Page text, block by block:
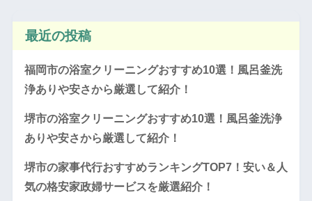
最近の投稿
福岡市の浴室クリーニングおすすめ10選！風呂釜洗
浄ありや安さから厳選して紹介！
堺市の浴室クリーニングおすすめ10選！風呂釜洗浄
ありや安さから厳選して紹介！
堺市の家事代行おすすめランキングTOP7！安い＆人
気の格安家政婦サービスを厳選紹介！